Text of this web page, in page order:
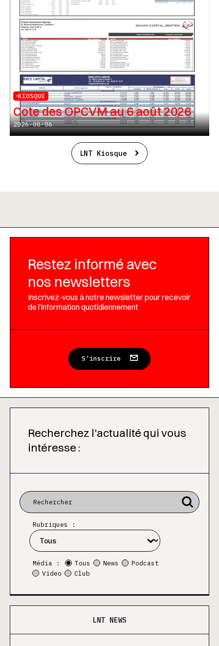
KIOSQUE
Cote des OPCVM au 6 août 2026
2026-08-06
LNT Kiosque
Restez informé avec
nos newsletters
Inscrivez-vous à notre newsletter pour recevoir
de l’information quotidiennement
S'inscrire
Recherchez l'actualité qui vous
intéresse :
Rubriques :
Média : Tous News
Podcast
Video
Club
LNT NEWS